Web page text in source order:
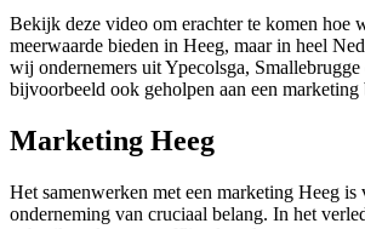
Bekijk deze video om erachter te komen hoe
meerwaarde bieden in Heeg, maar in heel
wij ondernemers uit Ypecolsga, Smallebrugge
bijvoorbeeld ook geholpen aan een marketing
Marketing Heeg
Het samenwerken met een marketing Heeg is
onderneming van cruciaal belang. In het